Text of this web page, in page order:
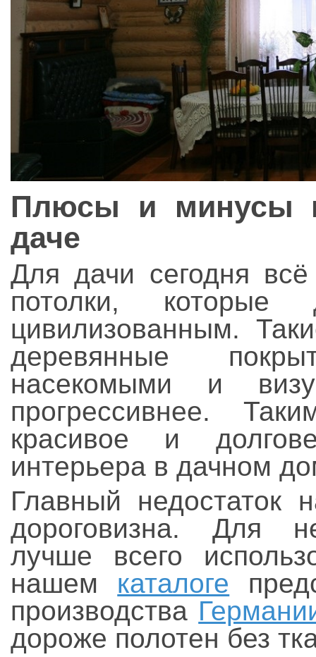
Плюсы и минусы
даче
Для дачи сегодня
потолки, которые
цивилизованным.
деревянные
насекомыми и
прогрессивнее.
красивое и
интерьера в дачном
Главный недостаток
дороговизна. Для
лучше всего
нашем каталоге
производства
дороже полотен без